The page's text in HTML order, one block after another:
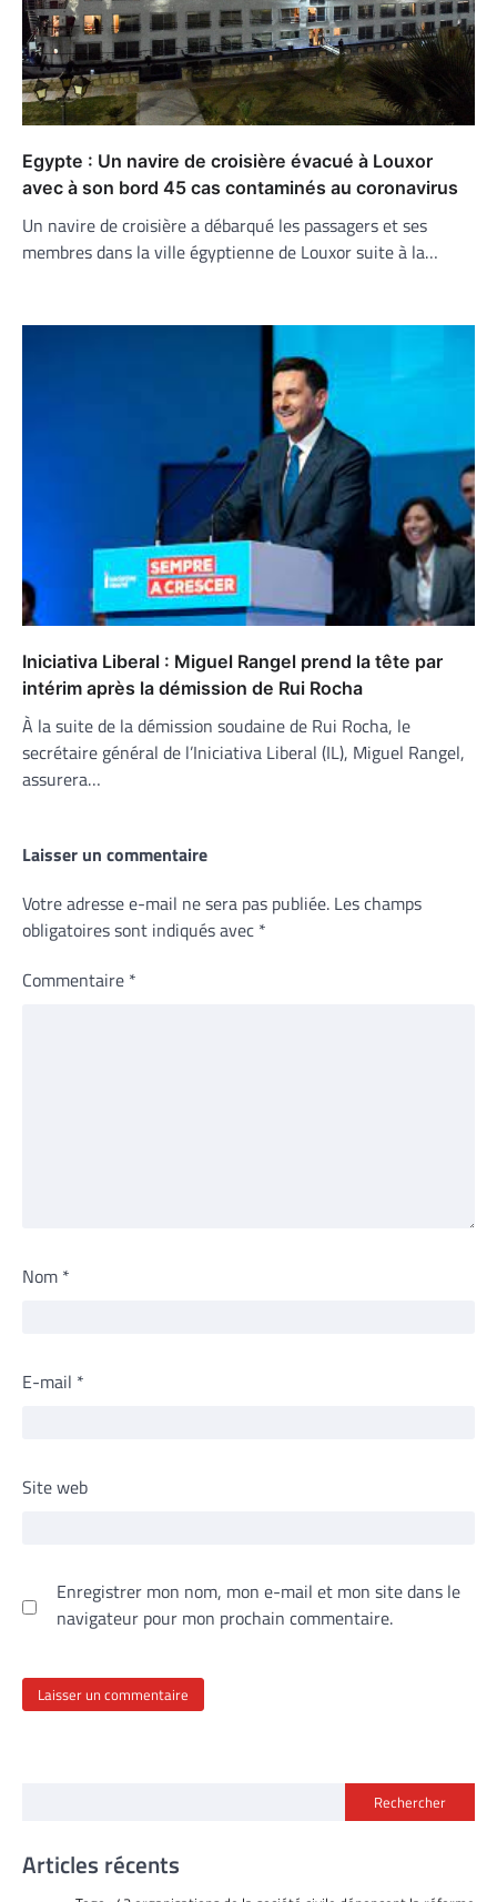
Egypte : Un navire de croisière évacué à Louxor
avec à son bord 45 cas contaminés au coronavirus
Un navire de croisière a débarqué les passagers et ses
membres dans la ville égyptienne de Louxor suite à la…
Iniciativa Liberal : Miguel Rangel prend la tête par
intérim après la démission de Rui Rocha
À la suite de la démission soudaine de Rui Rocha, le
secrétaire général de l’Iniciativa Liberal (IL), Miguel Rangel,
assurera…
Laisser un commentaire
Votre adresse e-mail ne sera pas publiée. Les champs
obligatoires sont indiqués avec *
Commentaire *
Nom *
E-mail *
Site web
Enregistrer mon nom, mon e-mail et mon site dans le
navigateur pour mon prochain commentaire.
Rechercher
Articles récents